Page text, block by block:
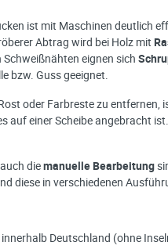
ist mit Maschinen deutlich
Abtrag wird bei Holz mit
eignen sich
bzw. Guss geeignet.
oder Farbreste zu
auf einer Scheibe angebracht
diemanuelle Bearbeitung
diese in verschiedenen
Deutschland (ohne